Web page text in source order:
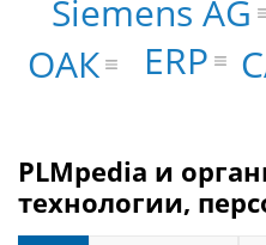
Siemens AG
ОАК ERP
PLMpedia и
технологии,